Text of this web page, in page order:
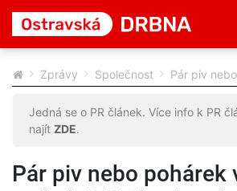
Zprávy Společnost Pár piv
Jedná se o PR článek. Více info k PR
najít ZDE.
Pár piv nebo pohárek